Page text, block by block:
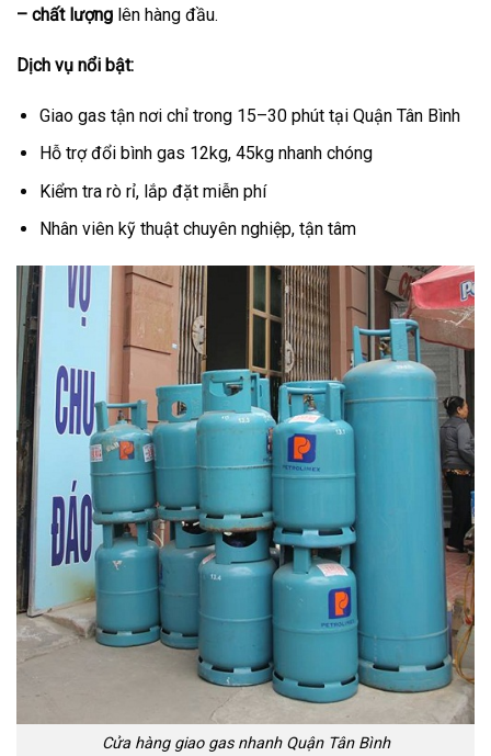
– chất lượng lên hàng đầu.
Dịch vụ nổi bật:
Giao gas tận nơi chỉ trong 15–30 phút tại Quận Tân Bình
Hỗ trợ đổi bình gas 12kg, 45kg nhanh chóng
Kiểm tra rò rỉ, lắp đặt miễn phí
Nhân viên kỹ thuật chuyên nghiệp, tận tâm
Cửa hàng giao gas nhanh Quận Tân Bình